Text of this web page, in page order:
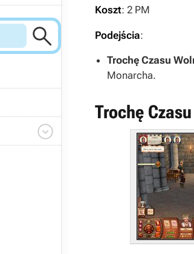


Koszt: 2 PM
Podejścia:
Trochę Czasu
Monarcha.
Trochę